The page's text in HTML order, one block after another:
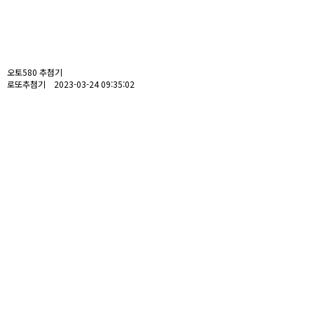
오토580 추첨기
로또추첨기 2023-03-24 09:35:02